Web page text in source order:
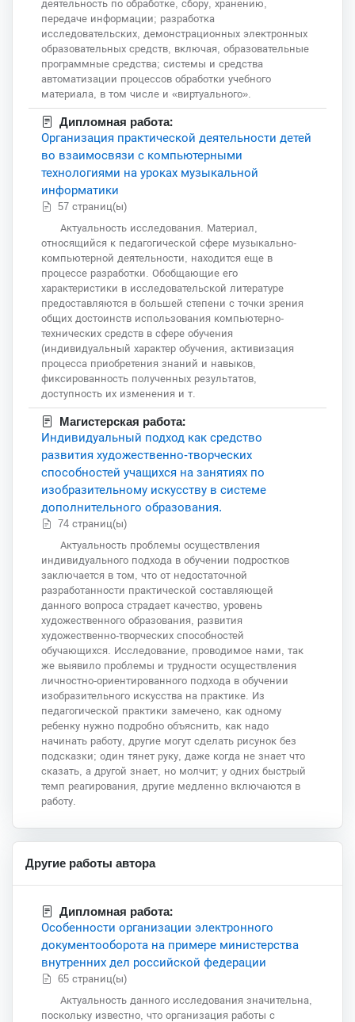
деятельность по обработке, сбору, хранению,
передаче информации; разработка
исследовательских, демонстрационных электронных
образовательных средств, включая, образовательные
программные средства; системы и средства
автоматизации процессов обработки учебного
материала, в том числе и «виртуального».
Дипломная работа:
Организация практической деятельности детей
во взаимосвязи с компьютерными
технологиями на уроках музыкальной
информатики
57 страниц(ы)
Актуальность исследования. Материал,
относящийся к педагогической сфере музыкально-
компьютерной деятельности, находится еще в
процессе разработки. Обобщающие его
характеристики в исследовательской литературе
предоставляются в большей степени с точки зрения
общих достоинств использования компьютерно-
технических средств в сфере обучения
(индивидуальный характер обучения, активизация
процесса приобретения знаний и навыков,
фиксированность полученных результатов,
доступность их изменения и т.
Магистерская работа:
Индивидуальный подход как средство
развития художественно-творческих
способностей учащихся на занятиях по
изобразительному искусству в системе
дополнительного образования.
74 страниц(ы)
Актуальность проблемы осуществления
индивидуального подхода в обучении подростков
заключается в том, что от недостаточной
разработанности практической составляющей
данного вопроса страдает качество, уровень
художественного образования, развития
художественно-творческих способностей
обучающихся. Исследование, проводимое нами, так
же выявило проблемы и трудности осуществления
личностно-ориентированного подхода в обучении
изобразительного искусства на практике. Из
педагогической практики замечено, как одному
ребенку нужно подробно объяснить, как надо
начинать работу, другие могут сделать рисунок без
подсказки; один тянет руку, даже когда не знает что
сказать, а другой знает, но молчит; у одних быстрый
темп реагирования, другие медленно включаются в
работу.
Другие работы автора
Дипломная работа:
Особенности организации электронного
документооборота на примере министерства
внутренних дел российской федерации
65 страниц(ы)
Актуальность данного исследования значительна,
поскольку известно, что организация работы с